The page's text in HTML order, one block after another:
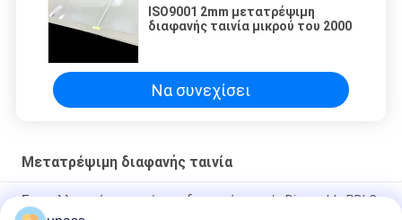
ISO9001 2mm μετατρέψιμη
διαφανής ταινία μικρού του 2000
Να συνεχίσει
Μετατρέψιμη διαφανής ταινία
Συγκολλητική μετατρέψιμη διαφανής ταινία Dimmable PDLC